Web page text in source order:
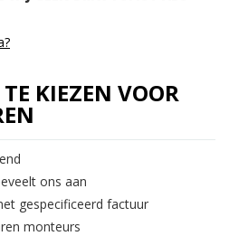
KIEZEN VOOR
ons aan
gespecificeerd factuur
monteurs